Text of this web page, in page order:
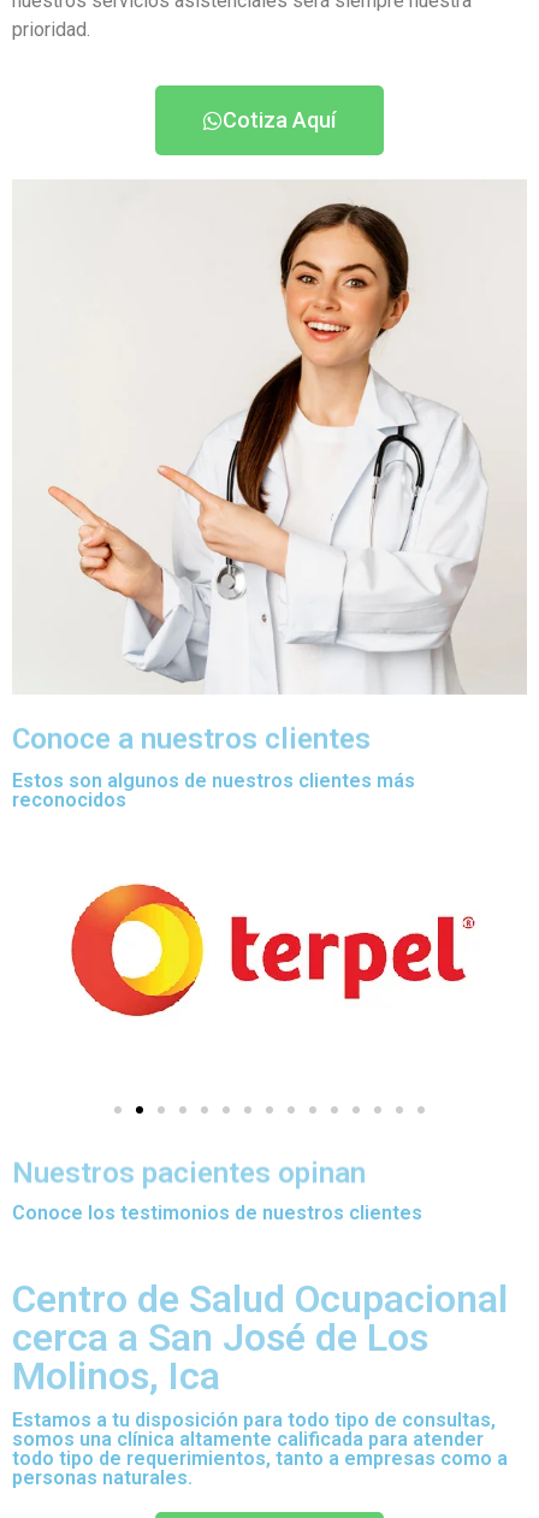
prioridad.
Cotiza Aquí
Conoce a nuestros clientes
Estos son algunos de nuestros clientes más
reconocidos
Nuestros pacientes opinan
Conoce los testimonios de nuestros clientes
Centro de Salud Ocupacional
cerca a San José de Los
Molinos, Ica
Estamos a tu disposición para todo tipo de consultas,
somos una clínica altamente calificada para atender
todo tipo de requerimientos, tanto a empresas como a
personas naturales.